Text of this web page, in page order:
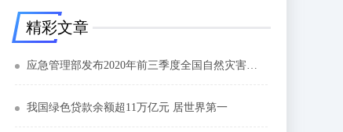
精彩文章
应急管理部发布2020年前三季度全国自然灾害情况
我国绿色贷款余额超11万亿元 居世界第一